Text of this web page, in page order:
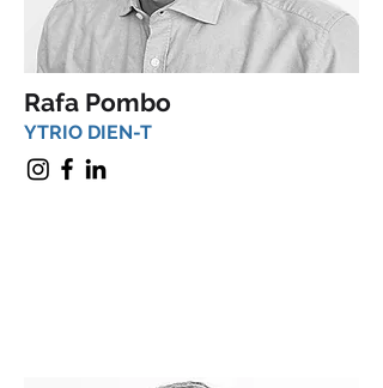
Rafa Pombo
YTRIO DIEN-T